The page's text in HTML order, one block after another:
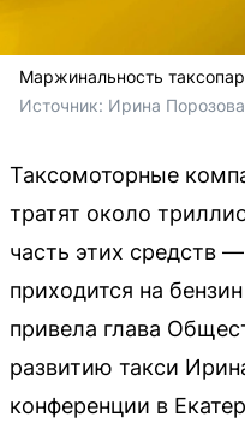
Маржинальность
Источник: Ирина Порозова
Таксомоторные
тратят около
часть этих средств
приходится на
привела глава
развитию такси
конференции в